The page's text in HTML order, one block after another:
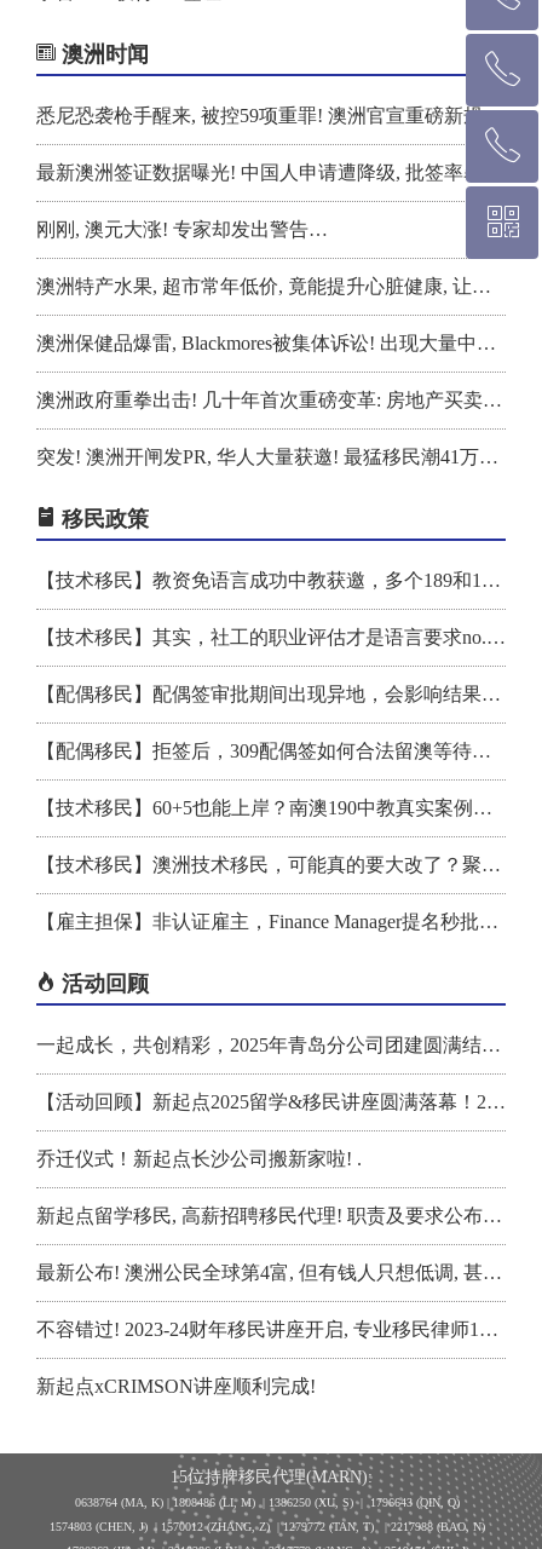
恭喜**Wu获得482签证！！
恭喜**Pang获得482签证！！
恭喜**Cai获得407签证！！
恭喜**Wu获得190签证！！
恭喜**Guo获得189签证！！
恭喜**Cai获得820/801签证！！
恭喜**Wu获得186签证！！
恭喜**Qin获得190签证！！
恭喜**Wei获得482签证！！
澳洲时闻
悉尼恐袭枪手醒来, 被控59项重罪! 澳洲官宣重磅新规! 内阁已达成一致, 大规模整顿升级
刚刚, 澳元大涨! 专家却发出警告…
澳洲特产水果, 超市常年低价, 竟能提升心脏健康, 让人长寿! 大批人早上榨汁喝
澳洲保健品爆雷, Blackmores被集体诉讼! 出现大量中毒症状, 低剂量也有害! 官方出手严打下架
澳洲政府重拳出击! 几十年首次重磅变革: 房地产买卖规则将彻底改变
突发! 澳洲开闸发PR, 华人大量获邀! 最猛移民潮41万人涌入, 创历史新高! 房价将飙升
澳洲移民内幕曝光: 不用紧盯这个数! 移民局都没透露
政府官宣: 11月开始, 澳洲人最关心的三件事, 已经全部搞定!
重磅! 政府官宣: 全部免费! 所有人起立欢呼
移民政策
【技术移民】教资免语言成功中教获邀，多个189和190幸运儿！
【技术移民】其实，社工的职业评估才是语言要求no.1的职业
【配偶移民】配偶签审批期间出现异地，会影响结果吗？
【配偶移民】拒签后，309配偶签如何合法留澳等待下签
【技术移民】60+5也能上岸？南澳190中教真实案例拆解
【技术移民】澳洲技术移民，可能真的要大改了？聚焦明晚财政预算之夜
【雇主担保】非认证雇主，Finance Manager提名秒批！这类案子我们怎么做？
【技术移民】五年陪伴，我带她获邀北领地190!
【配偶移民】配偶签最后一步：关系“承诺与持续性”怎么证明？
【技术移民】截至三月底，189三宝排队数据：四大热门职业到底有多卷？
【案例分享】学生签被拒，靠这步“离境操作”成功拿下461签证！
【技术移民】教资豁免 7788 的中教职业评估，为什么很多 DIY 会失败？
【澳洲签证】MIA第四季度会议纪要：雇主担保分流处理，学生签证分三档，配偶签证稳中有序！
活动回顾
一起成长，共创精彩，2025年青岛分公司团建圆满结束~
【活动回顾】新起点2025留学&移民讲座圆满落幕！200+人现场聆听，两天两场重磅分享，信息干货满满！
乔迁仪式！新起点长沙公司搬新家啦! .
新起点留学移民, 高薪招聘移民代理! 职责及要求公布, 期待您的加入
最新公布! 澳洲公民全球第4富, 但有钱人只想低调, 甚至连子女都不告诉
不容错过! 2023-24财年移民讲座开启, 专业移民律师1对1线下咨询!
新起点xCRIMSON讲座顺利完成!
塔州第一轮邀请战况！境外OSOP爆冷成黑马，餐厅经理重回TOSOL清单
15位持牌移民代理(MARN):
0638764 (MA, K) |1808486 (LI, M) | 1386250 (XU, S)| 1796643 (QIN, Q)
1574803 (CHEN, J) | 1570012 (ZHANG, Z) | 1279772 (TAN, T) | 2217988 (BAO, N)
墨尔本热线 1300 039 646
ꂅ
悉 尼 热线 02 9282 9836
ꂅ
布里斯班热线 0426 456 158
ꀥ
微信二维码